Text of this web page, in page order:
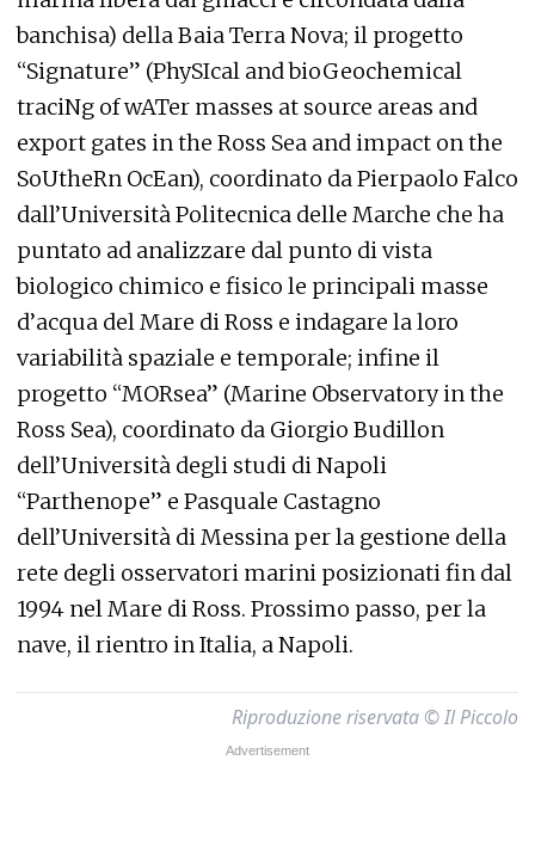
banchisa) della Baia Terra Nova; il progetto
“Signature” (PhySIcal and bioGeochemical
traciNg of wATer masses at source areas and
export gates in the Ross Sea and impact on the
SoUtheRn OcEan), coordinato da Pierpaolo Falco
dall’Università Politecnica delle Marche che ha
puntato ad analizzare dal punto di vista
biologico chimico e fisico le principali masse
d’acqua del Mare di Ross e indagare la loro
variabilità spaziale e temporale; infine il
progetto “MORsea” (Marine Observatory in the
Ross Sea), coordinato da Giorgio Budillon
dell’Università degli studi di Napoli
“Parthenope” e Pasquale Castagno
dell’Università di Messina per la gestione della
rete degli osservatori marini posizionati fin dal
1994 nel Mare di Ross. Prossimo passo, per la
nave, il rientro in Italia, a Napoli.
Riproduzione riservata © Il Piccolo